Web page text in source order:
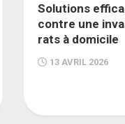
Solutions
contre une
rats à domicile
13 AVRIL 2026